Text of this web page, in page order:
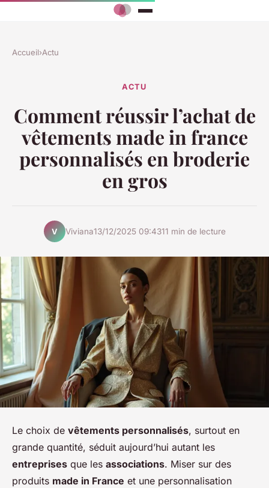
Accueil›Actu
ACTU
Comment réussir l’achat de
vêtements made in france
personnalisés en broderie
en gros
V Viviana13/12/2025 09:4311 min de lecture
Le choix de vêtements personnalisés, surtout en
grande quantité, séduit aujourd’hui autant les
entreprises que les associations. Miser sur des
produits made in France et une personnalisation